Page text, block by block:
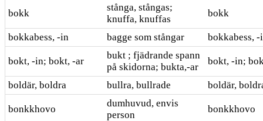
bokk
stånga, stångas;
knuffa, knuffas
bokk
bokkabess, -in bagge som stångar bokkabess, -
bokt, -in; bokt, -ar
bukt ; fjädrande spann
på skidorna; bukta,-ar
bokt, -in;
boldär, boldra bullra, bullrade boldär,
bonkkhovo
dumhuvud, envis
person
bonkkhovo